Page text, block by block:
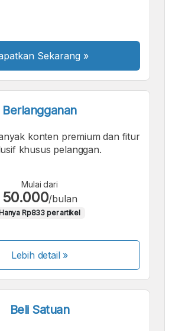
Sekarang »
Berlangganan
konten premium dan fitur
khusus pelanggan.
Mulai dari
50.000/bulan
Hanya Rp833 per artikel
Lebih detail »
Beli Satuan